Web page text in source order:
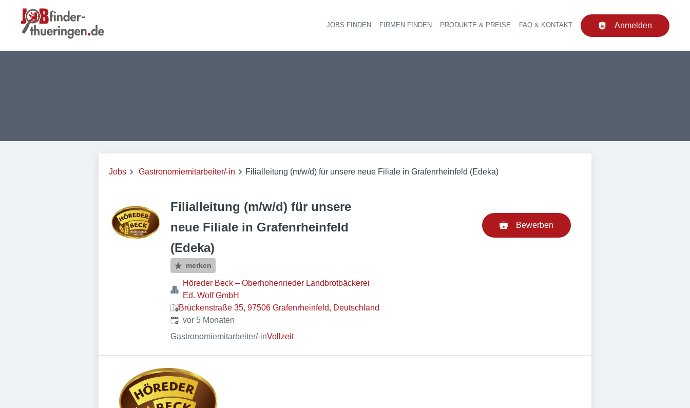
Haupt-Navigation
JOBS FINDEN FIRMEN FINDEN PRODUKTE & PREISE FAQ & KONTAKT Anmelden
Jobs Gastronomiemitarbeiter/-in Filialleitung (m/w/d) für unsere neue Filiale in Grafenrheinfeld (Edeka)
Filialleitung (m/w/d) für unsere
neue Filiale in Grafenrheinfeld
(Edeka)
merken
Höreder Beck – Oberhohenrieder Landbrotbäckerei
Ed. Wolf GmbH
Brückenstraße 35, 97506 Grafenrheinfeld, Deutschland
Veröffentlicht:
vor 5 Monaten
Gastronomiemitarbeiter/-inVollzeit
Bewerben